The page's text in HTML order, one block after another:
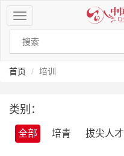
菜
单
导
航
钮
首页 培训
类别：
全部 培青 拔尖人才